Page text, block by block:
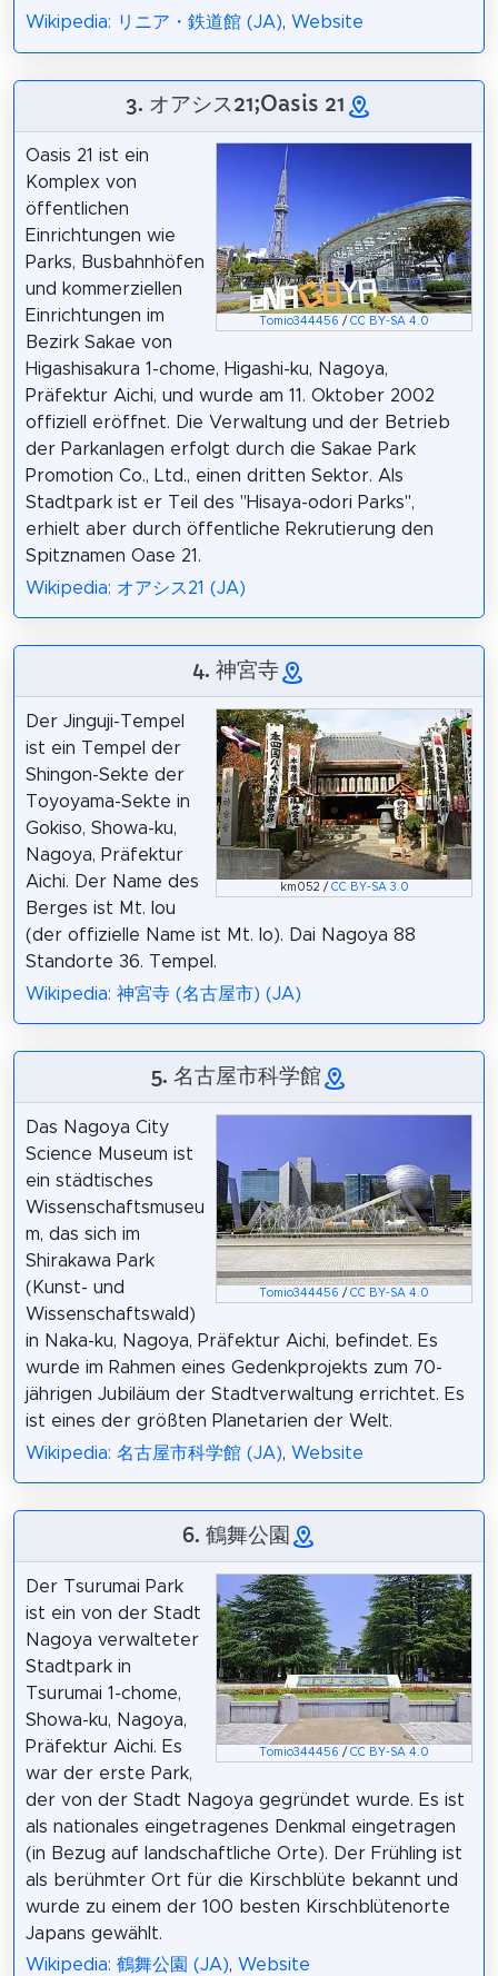
Wikipedia: リニア・鉄道館 (JA), Website
3. オアシス21;Oasis 21
Tomio344456 /CC BY-SA 4.0
Oasis 21 ist ein
Komplex von
öffentlichen
Einrichtungen wie
Parks, Busbahnhöfen
und kommerziellen
Einrichtungen im
Bezirk Sakae von
Higashisakura 1-chome, Higashi-ku, Nagoya,
Präfektur Aichi, und wurde am 11. Oktober 2002
offiziell eröffnet. Die Verwaltung und der Betrieb
der Parkanlagen erfolgt durch die Sakae Park
Promotion Co., Ltd., einen dritten Sektor. Als
Stadtpark ist er Teil des "Hisaya-odori Parks",
erhielt aber durch öffentliche Rekrutierung den
Spitznamen Oase 21.
Wikipedia: オアシス21 (JA)
4. 神宮寺
km052 / CC BY-SA 3.0
Der Jinguji-Tempel
ist ein Tempel der
Shingon-Sekte der
Toyoyama-Sekte in
Gokiso, Showa-ku,
Nagoya, Präfektur
Aichi. Der Name des
Berges ist Mt. Iou
(der offizielle Name ist Mt. Io). Dai Nagoya 88
Standorte 36. Tempel.
Wikipedia: 神宮寺 (名古屋市) (JA)
5. 名古屋市科学館
Tomio344456 /CC BY-SA 4.0
Das Nagoya City
Science Museum ist
ein städtisches
Wissenschaftsmuseu
m, das sich im
Shirakawa Park
(Kunst- und
Wissenschaftswald)
in Naka-ku, Nagoya, Präfektur Aichi, befindet. Es
wurde im Rahmen eines Gedenkprojekts zum 70-
jährigen Jubiläum der Stadtverwaltung errichtet. Es
ist eines der größten Planetarien der Welt.
Wikipedia: 名古屋市科学館 (JA), Website
6. 鶴舞公園
Tomio344456 /CC BY-SA 4.0
Der Tsurumai Park
ist ein von der Stadt
Nagoya verwalteter
Stadtpark in
Tsurumai 1-chome,
Showa-ku, Nagoya,
Präfektur Aichi. Es
war der erste Park,
der von der Stadt Nagoya gegründet wurde. Es ist
als nationales eingetragenes Denkmal eingetragen
(in Bezug auf landschaftliche Orte). Der Frühling ist
als berühmter Ort für die Kirschblüte bekannt und
wurde zu einem der 100 besten Kirschblütenorte
Japans gewählt.
Wikipedia: 鶴舞公園 (JA), Website